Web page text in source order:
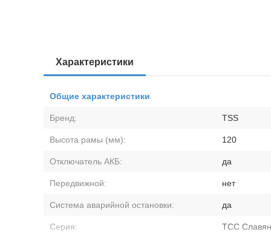
Характеристики
Общие характеристики
Бренд: TSS
Высота рамы (мм): 120
Отключатель АКБ: да
Передвижной: нет
Система аварийной остановки: да
Серия: ТСС